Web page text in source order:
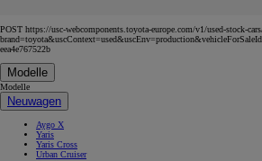
POST https://usc-webcomponents.toyota-europe.com/v1/used-stock-
eea4e767522b
Modelle
Modelle
Neuwagen
Aygo X
Yaris
Yaris Cross
Urban Cruiser